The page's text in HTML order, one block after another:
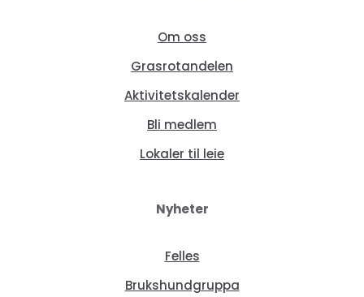
Om oss
Grasrotandelen
Aktivitetskalender
Bli medlem
Lokaler til leie
Nyheter
Felles
Brukshundgruppa